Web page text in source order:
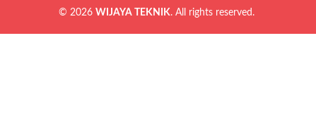
© 2026 WIJAYA TEKNIK. All rights reserved.